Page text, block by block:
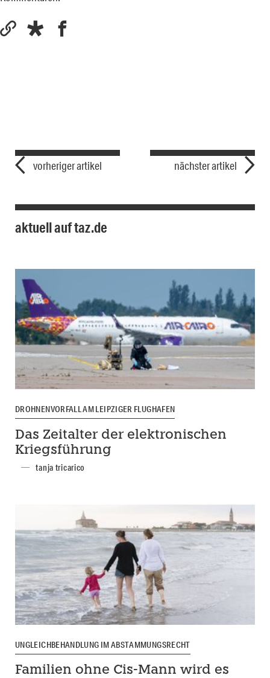
vorheriger artikel nächster artikel
aktuell auf taz.de
DROHNENVORFALL AM LEIPZIGER FLUGHAFEN
Das Zeitalter der elektronischen
Kriegsführung
tanja tricarico
UNGLEICHBEHANDLUNG IM ABSTAMMUNGSRECHT
Familien ohne Cis-Mann wird es